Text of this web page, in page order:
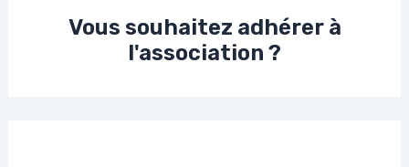
Vous souhaitez adhérer à
l'association ?